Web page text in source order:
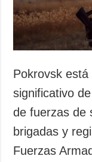
Pokrovsk
significativo
de fuerzas de
brigadas y
Fuerzas